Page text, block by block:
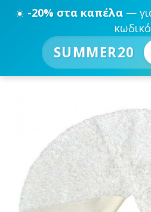
☀️ -20% στα καπέλα—
SUMMER20